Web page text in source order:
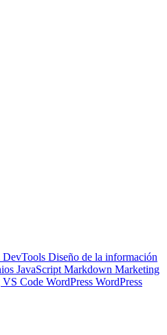
DevTools Diseño de la información
JavaScript Markdown Marketing
VS Code WordPress WordPress